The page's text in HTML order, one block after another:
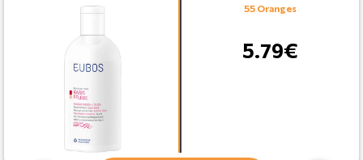
55 Oranges
5.79€